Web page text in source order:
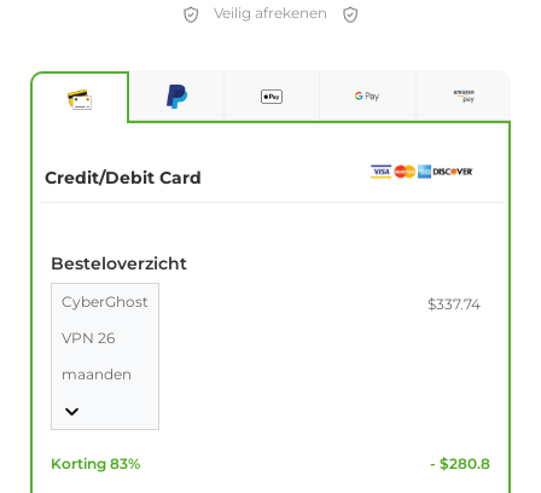
Veilig afrekenen
Credit/Debit Card
Besteloverzicht
CyberGhost
VPN 26
maanden
$337.74
Korting 83% - $280.8